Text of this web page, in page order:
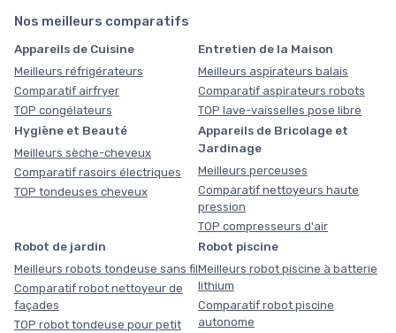
Nos meilleurs comparatifs
Appareils de Cuisine
Meilleurs réfrigérateurs
Comparatif airfryer
TOP congélateurs
Entretien de la Maison
Meilleurs aspirateurs balais
Comparatif aspirateurs robots
TOP lave-vaisselles pose libre
Hygiène et Beauté
Meilleurs sèche-cheveux
Comparatif rasoirs électriques
TOP tondeuses cheveux
Appareils de Bricolage et
Jardinage
Meilleurs perceuses
Comparatif nettoyeurs haute
pression
TOP compresseurs d'air
Robot de jardin
Meilleurs robots tondeuse sans fil
Comparatif robot nettoyeur de
façades
TOP robot tondeuse pour petit
Robot piscine
Meilleurs robot piscine à batterie
lithium
Comparatif robot piscine
autonome